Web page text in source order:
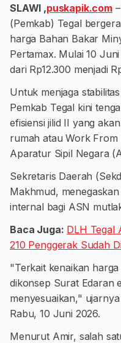
SLAWI ,puskapik.com–
(Pemkab) Tegal
harga Bahan Bakar
Pertamax. Mulai 10
dari Rp12.300 menjadi
Untuk menjaga
Pemkab Tegal kini
efisiensi jilid II yang
rumah atau Work
Aparatur Sipil Negara
Sekretaris Daerah
Makhmud,
internal bagi ASN
Baca Juga: DLH Tegal
210 Penggerak Sudah
"Terkait kenaikan
dikonsep Surat Edaran
menyesuaikan,"
Rabu, 10 Juni 2026.
Menurut Amir, salah